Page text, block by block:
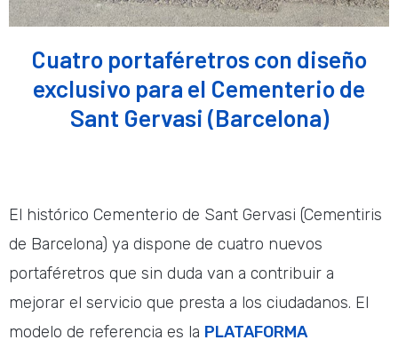
Cuatro portaféretros con diseño
exclusivo para el Cementerio de
Sant Gervasi (Barcelona)
El histórico Cementerio de Sant Gervasi (Cementiris
de Barcelona) ya dispone de cuatro nuevos
portaféretros que sin duda van a contribuir a
mejorar el servicio que presta a los ciudadanos. El
modelo de referencia es la PLATAFORMA